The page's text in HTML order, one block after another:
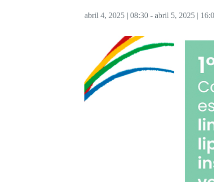
abril 4, 2025 | 08:30 - abril 5, 2025 |